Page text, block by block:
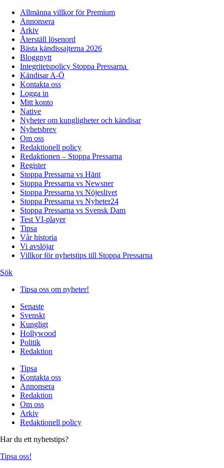
Allmänna villkor för Premium
Annonsera
Arkiv
Återställ lösenord
Bästa kändissajterna 2026
Bloggnytt
Integritetspolicy Stoppa Pressarna
Kändisar A-Ö
Kontakta oss
Logga in
Mitt konto
Native
Nyheter om kungligheter och kändisar
Nyhetsbrev
Om oss
Redaktionell policy
Redaktionen – Stoppa Pressarna
Register
Stoppa Pressarna vs Hänt
Stoppa Pressarna vs Newsner
Stoppa Pressarna vs Nöjeslivet
Stoppa Pressarna vs Nyheter24
Stoppa Pressarna vs Svensk Dam
Test VI-player
Tipsa
Vår historia
Vi avslöjar
Villkor för nyhetstips till Stoppa Pressarna
Sök
Tipsa oss om nyheter!
Senaste
Svenskt
Kungligt
Hollywood
Politik
Redaktion
Tipsa
Kontakta oss
Annonsera
Redaktion
Om oss
Arkiv
Redaktionell policy
Har du ett nyhetstips?
Tipsa oss!